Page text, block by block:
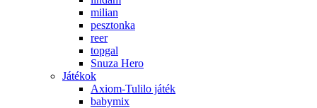
milian
pesztonka
reer
topgal
Snuza Hero
Játékok
Axiom-Tulilo játék
babymix